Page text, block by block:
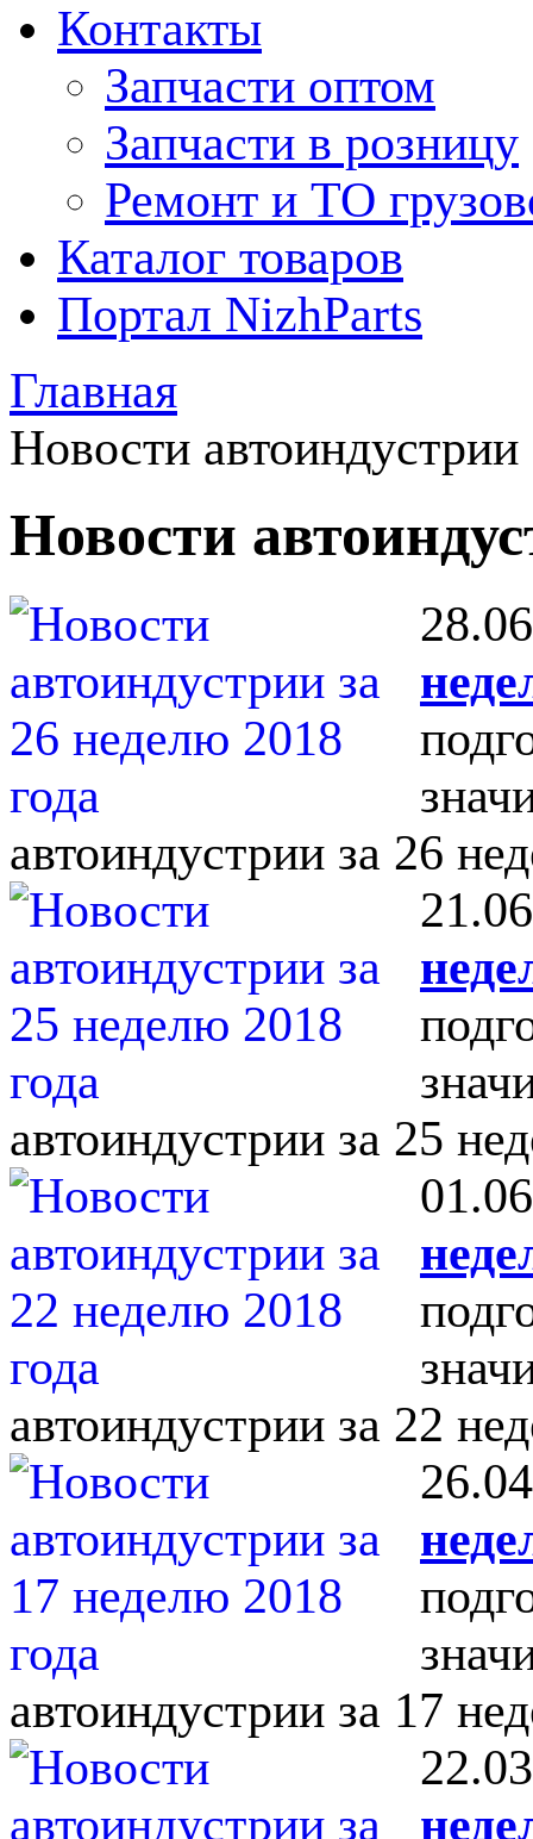
Контакты
Запчасти оптом
Запчасти в розницу
Ремонт и ТО
Каталог товаров
Портал NizhParts
Главная
Новости автоиндустрии
Новости
автоиндустрии за 26
автоиндустрии за 25
автоиндустрии за 22
автоиндустрии за 17